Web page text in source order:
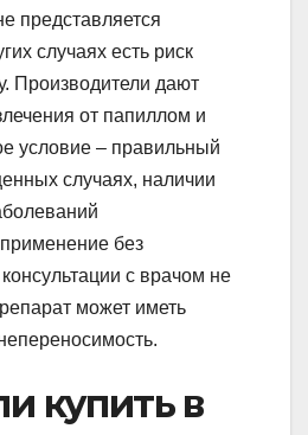
представляется
случаях есть риск
Производители дают
от папиллом и
условие – правильный
случаях, наличии
без
с врачом не
может иметь
купить в